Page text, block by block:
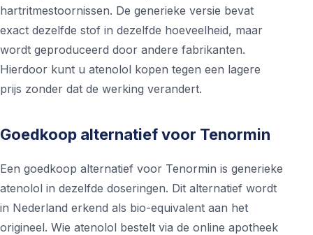
hartritmestoornissen. De generieke versie bevat
exact dezelfde stof in dezelfde hoeveelheid, maar
wordt geproduceerd door andere fabrikanten.
Hierdoor kunt u atenolol kopen tegen een lagere
prijs zonder dat de werking verandert.
Goedkoop alternatief voor Tenormin
Een goedkoop alternatief voor Tenormin is generieke
atenolol in dezelfde doseringen. Dit alternatief wordt
in Nederland erkend als bio-equivalent aan het
origineel. Wie atenolol bestelt via de online apotheek